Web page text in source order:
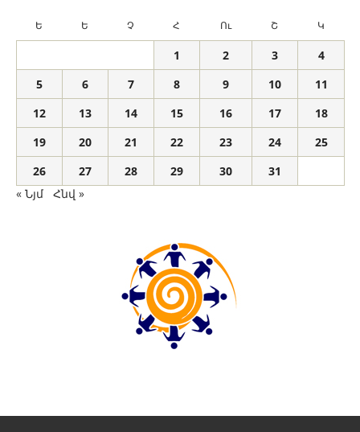
Ե Ե Չ Հ Ու Շ Կ
1 2 3
4
5
6 7 8 9 10
11
12
13 14 15 16 17
18
19
20 21 22 23 24
25
26
27 28 29 30
31
« Նյմ
Հնվ »